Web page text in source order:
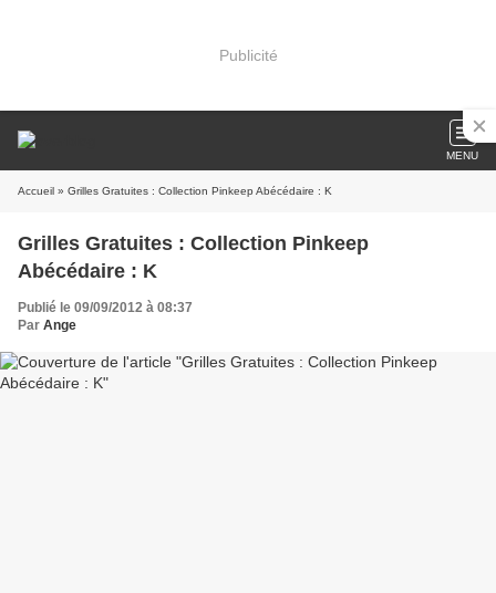
Publicité
MENU
Accueil » Grilles Gratuites : Collection Pinkeep Abécédaire : K
Grilles Gratuites : Collection Pinkeep
Abécédaire : K
Publié le 09/09/2012 à 08:37
Par Ange